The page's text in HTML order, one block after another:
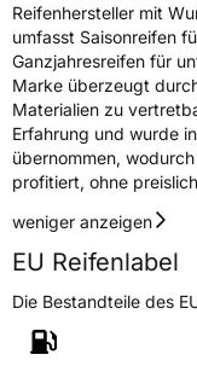
Reifenhersteller mit
umfasst Saisonreifen
Ganzjahresreifen für
Marke überzeugt
Materialien zu
Erfahrung und wurde
übernommen,
profitiert, ohne
weniger anzeigen
EU Reifenlabel
Die Bestandteile des